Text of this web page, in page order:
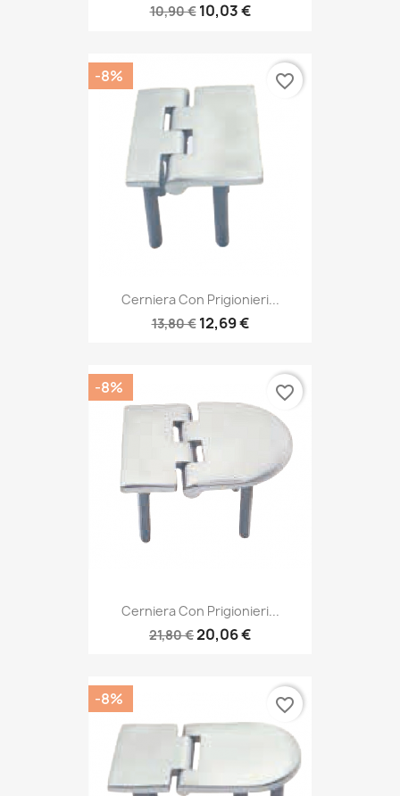
10,90 € 10,03 €
Cerniera Con Prigionieri...
13,80 € 12,69 €
-8% favorite_border
Cerniera Con Prigionieri...
21,80 €20,06 €
-8% favorite_border
-8% favorite_border